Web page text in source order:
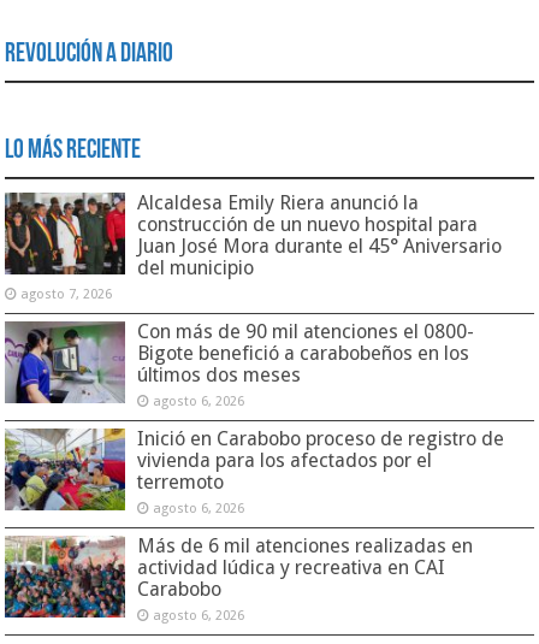
Revolución a Diario
Lo Más Reciente
Alcaldesa Emily Riera anunció la
construcción de un nuevo hospital para
Juan José Mora durante el 45° Aniversario
del municipio
agosto 7, 2026
Con más de 90 mil atenciones el 0800-
Bigote benefició a carabobeños en los
últimos dos meses
agosto 6, 2026
Inició en Carabobo proceso de registro de
vivienda para los afectados por el
terremoto
agosto 6, 2026
Más de 6 mil atenciones realizadas en
actividad lúdica y recreativa en CAI
Carabobo
agosto 6, 2026